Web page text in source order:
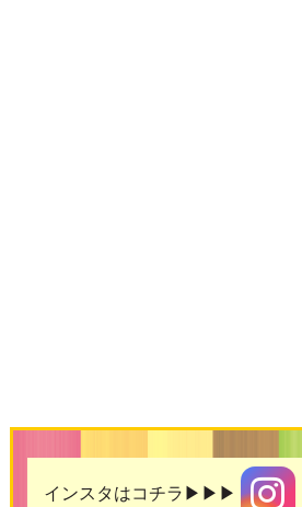
インスタはコチラ▶▶▶